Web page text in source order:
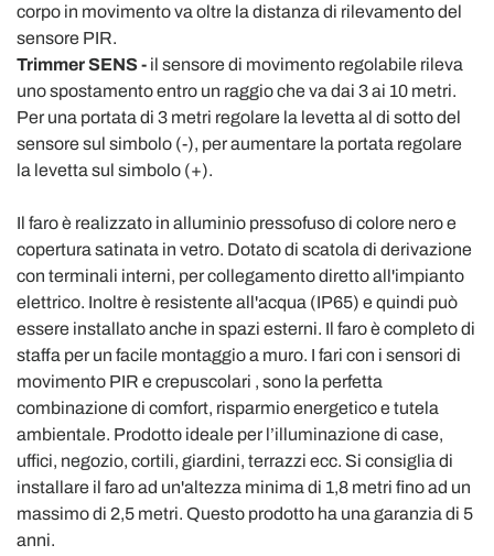
corpo in movimento va oltre la distanza di rilevamento del
sensore PIR.
Trimmer SENS - il sensore di movimento regolabile rileva
uno spostamento entro un raggio che va dai 3 ai 10 metri.
Per una portata di 3 metri regolare la levetta al di sotto del
sensore sul simbolo (-), per aumentare la portata regolare
la levetta sul simbolo (+).
Il faro è realizzato in alluminio pressofuso di colore nero e
copertura satinata in vetro. Dotato di scatola di derivazione
con terminali interni, per collegamento diretto all'impianto
elettrico. Inoltre è resistente all'acqua (IP65) e quindi può
essere installato anche in spazi esterni. Il faro è completo di
staffa per un facile montaggio a muro. I fari con i sensori di
movimento PIR e crepuscolari , sono la perfetta
combinazione di comfort, risparmio energetico e tutela
ambientale. Prodotto ideale per l’illuminazione di case,
uffici, negozio, cortili, giardini, terrazzi ecc. Si consiglia di
installare il faro ad un'altezza minima di 1,8 metri fino ad un
massimo di 2,5 metri. Questo prodotto ha una garanzia di 5
anni.